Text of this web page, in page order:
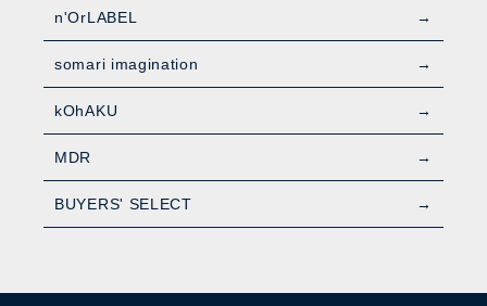
n'OrLABEL
somari imagination
kOhAKU
MDR
BUYERS' SELECT